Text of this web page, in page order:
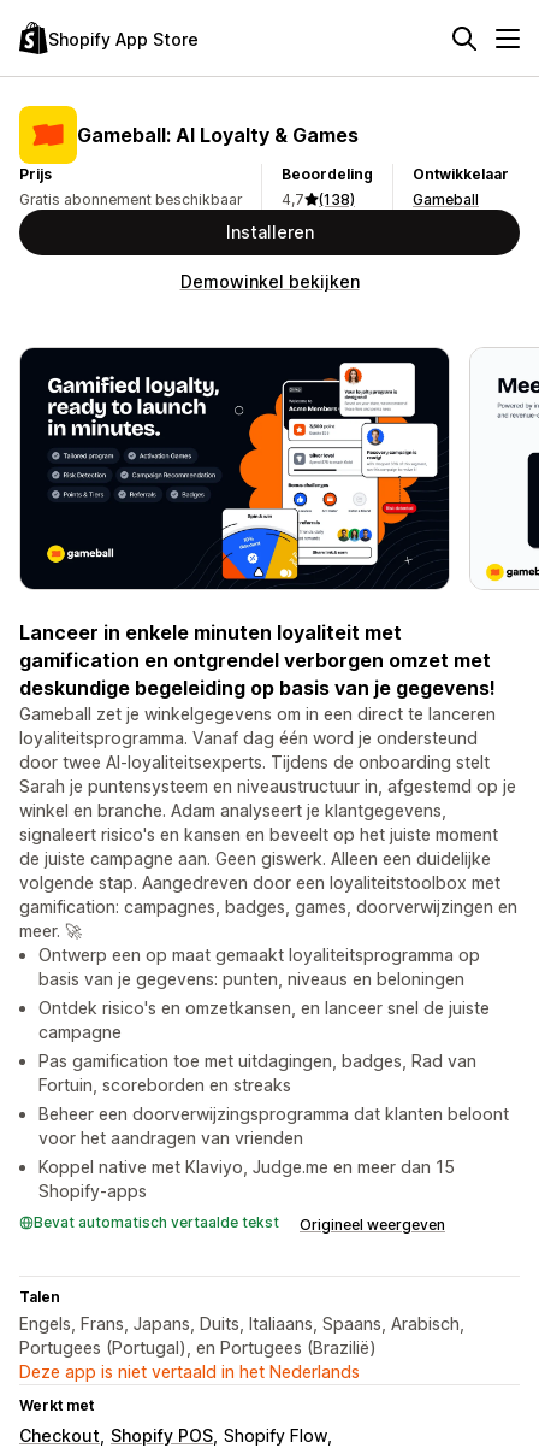
Shopify App Store
Gameball: AI Loyalty & Games
Prijs
Gratis abonnement beschikbaar
Beoordeling
4,7
(138)
Ontwikkelaar
Gameball
Installeren
Demowinkel bekijken
Lanceer in enkele minuten loyaliteit met
gamification en ontgrendel verborgen omzet met
deskundige begeleiding op basis van je gegevens!
Gameball zet je winkelgegevens om in een direct te lanceren
loyaliteitsprogramma. Vanaf dag één word je ondersteund
door twee AI-loyaliteitsexperts. Tijdens de onboarding stelt
Sarah je puntensysteem en niveaustructuur in, afgestemd op je
winkel en branche. Adam analyseert je klantgegevens,
signaleert risico's en kansen en beveelt op het juiste moment
de juiste campagne aan. Geen giswerk. Alleen een duidelijke
volgende stap. Aangedreven door een loyaliteitstoolbox met
gamification: campagnes, badges, games, doorverwijzingen en
meer. 🚀
Ontwerp een op maat gemaakt loyaliteitsprogramma op
basis van je gegevens: punten, niveaus en beloningen
Ontdek risico's en omzetkansen, en lanceer snel de juiste
campagne
Pas gamification toe met uitdagingen, badges, Rad van
Fortuin, scoreborden en streaks
Beheer een doorverwijzingsprogramma dat klanten beloont
voor het aandragen van vrienden
Koppel native met Klaviyo, Judge.me en meer dan 15
Shopify-apps
Bevat automatisch vertaalde tekst Origineel weergeven
Talen
Engels, Frans, Japans, Duits, Italiaans, Spaans, Arabisch,
Portugees (Portugal), en Portugees (Brazilië)
Deze app is niet vertaald in het Nederlands
Werkt met
Checkout Shopify POS Shopify Flow